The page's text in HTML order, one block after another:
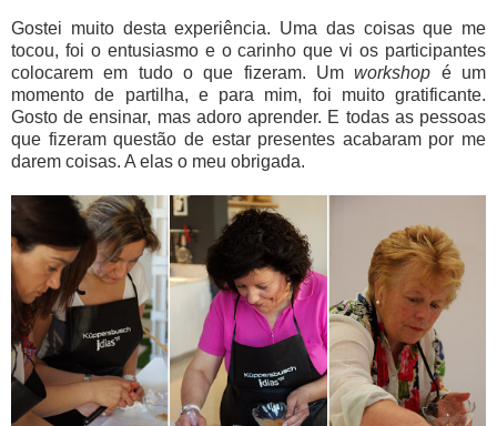
Gostei muito desta experiência. Uma das coisas que me
tocou, foi o entusiasmo e o carinho que vi os participantes
colocarem em tudo o que fizeram. Umworkshop é um
momento de partilha, e para mim, foi muito gratificante.
Gosto de ensinar, mas adoro aprender. E todas as pessoas
que fizeram questão de estar presentes acabaram por me
darem coisas. A elas o meu obrigada.